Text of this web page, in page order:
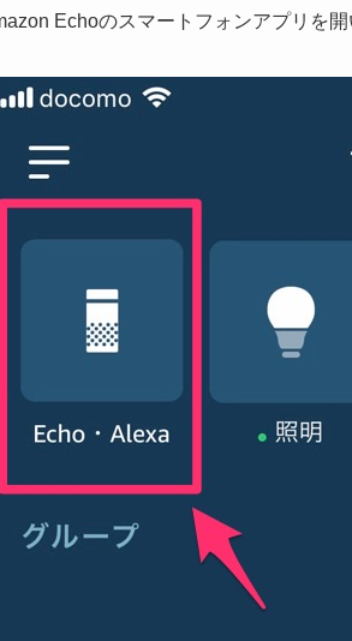
Echoのスマートフォンアプリを